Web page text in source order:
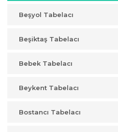
Beşyol Tabelacı
Beşiktaş Tabelacı
Bebek Tabelacı
Beykent Tabelacı
Bostancı Tabelacı